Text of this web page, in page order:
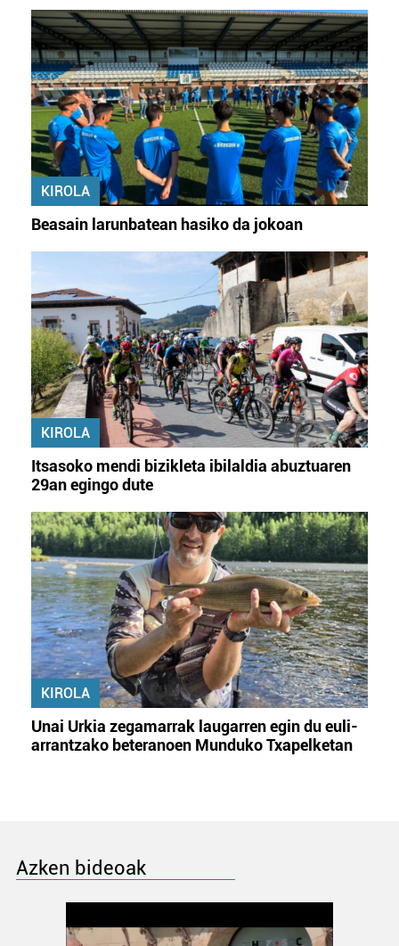
KIROLA
Beasain larunbatean hasiko da jokoan
KIROLA
Itsasoko mendi bizikleta ibilaldia abuztuaren
29an egingo dute
KIROLA
Unai Urkia zegamarrak laugarren egin du euli-
arrantzako beteranoen Munduko Txapelketan
Azken bideoak